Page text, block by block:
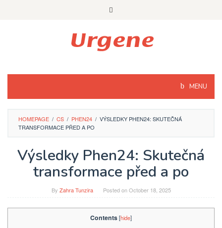
MENU
HOMEPAGE / CS / PHEN24 / VÝSLEDKY PHEN24: SKUTEČNÁ
TRANSFORMACE PŘED A PO
Výsledky Phen24: Skutečná
transformace před a po
By Zahra Tunzira Posted onOctober 18, 2025
Contents[hide]